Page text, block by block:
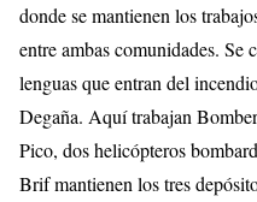
donde se mantienen los
entre ambas comunidades. Se
lenguas que entran del
Degaña. Aquí trabajan
Pico, dos helicópteros
Brif mantienen los tres